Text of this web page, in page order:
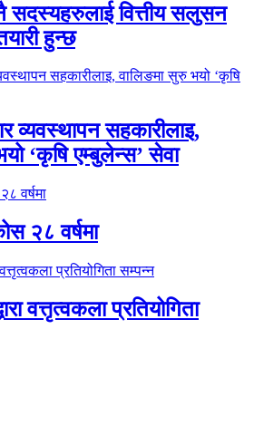
सदस्यहरुलाई वित्तीय सलुसन
हुन्छ
व्यवस्थापन सहकारीलाइ,
‘कृषि एम्बुलेन्स’ सेवा
२८ वर्षमा
वत्तृत्वकला प्रतियोगिता